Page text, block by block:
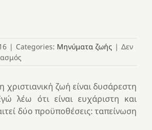
| Categories: Μηνύματα ζωής | Δεν
χριστιανική ζωή είναι δυσάρεστη
λέω ότι είναι ευχάριστη και
δύο προϋποθέσεις: ταπείνωση